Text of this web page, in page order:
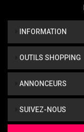
INFORMATION
OUTILS SHOPPING
ANNONCEURS
SUIVEZ-NOUS